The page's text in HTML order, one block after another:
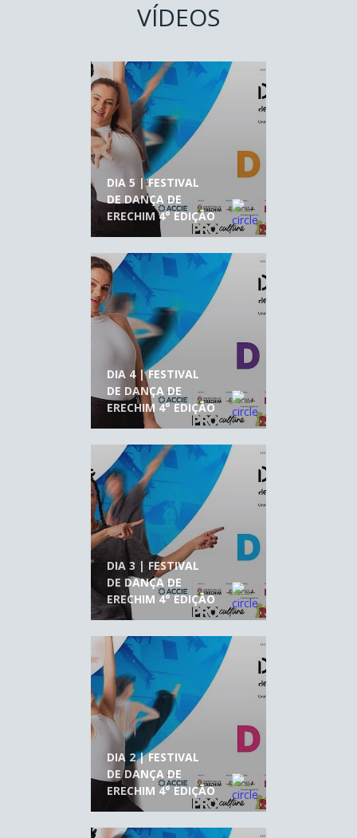
VÍDEOS
DIA 5 | FESTIVAL
DE DANÇA DE
ERECHIM 4° EDIÇÃO
DIA 4 | FESTIVAL
DE DANÇA DE
ERECHIM 4° EDIÇÃO
DIA 3 | FESTIVAL
DE DANÇA DE
ERECHIM 4° EDIÇÃO
DIA 2 | FESTIVAL
DE DANÇA DE
ERECHIM 4° EDIÇÃO